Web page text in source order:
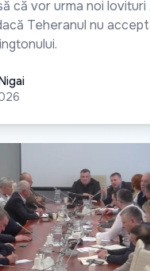
că vor urma noi lovituri
Teheranul nu